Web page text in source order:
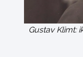
Gustav Klimt: